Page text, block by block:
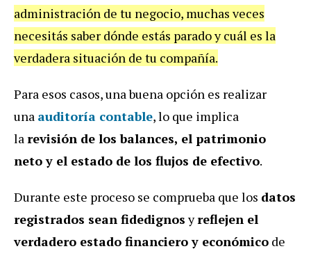
administración de tu negocio, muchas veces
necesitás saber dónde estás parado y cuál es la
verdadera situación de tu compañía.
Para esos casos, una buena opción es realizar
una auditoría contable, lo que implica
larevisión de los balances, el patrimonio
neto y el estado de los flujos de efectivo.
Durante este proceso se comprueba que los datos
registrados sean fidedignosyreflejen el
verdadero estado financiero y económico de